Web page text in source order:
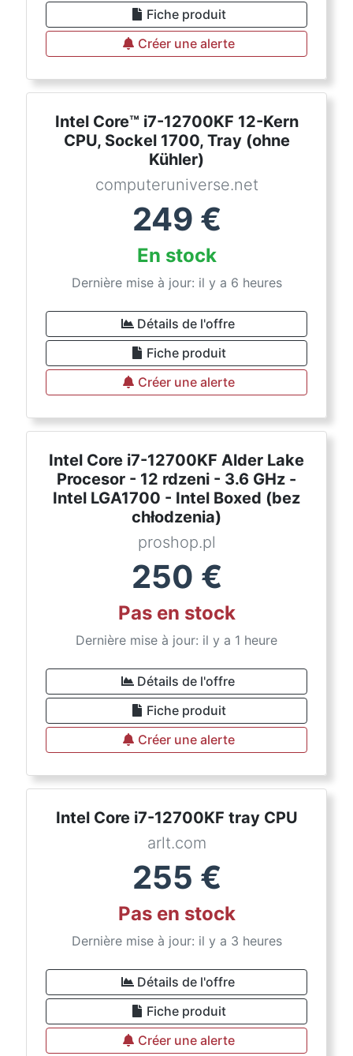
Fiche produit
Créer une alerte
Intel Core™ i7-12700KF 12-Kern
CPU, Sockel 1700, Tray (ohne
Kühler)
computeruniverse.net
249 €
En stock
Dernière mise à jour: il y a 6 heures
Détails de l'offre
Fiche produit
Créer une alerte
Intel Core i7-12700KF Alder Lake
Procesor - 12 rdzeni - 3.6 GHz -
Intel LGA1700 - Intel Boxed (bez
chłodzenia)
proshop.pl
250 €
Pas en stock
Dernière mise à jour: il y a 1 heure
Détails de l'offre
Fiche produit
Créer une alerte
Intel Core i7-12700KF tray CPU
arlt.com
255 €
Pas en stock
Dernière mise à jour: il y a 3 heures
Détails de l'offre
Fiche produit
Créer une alerte